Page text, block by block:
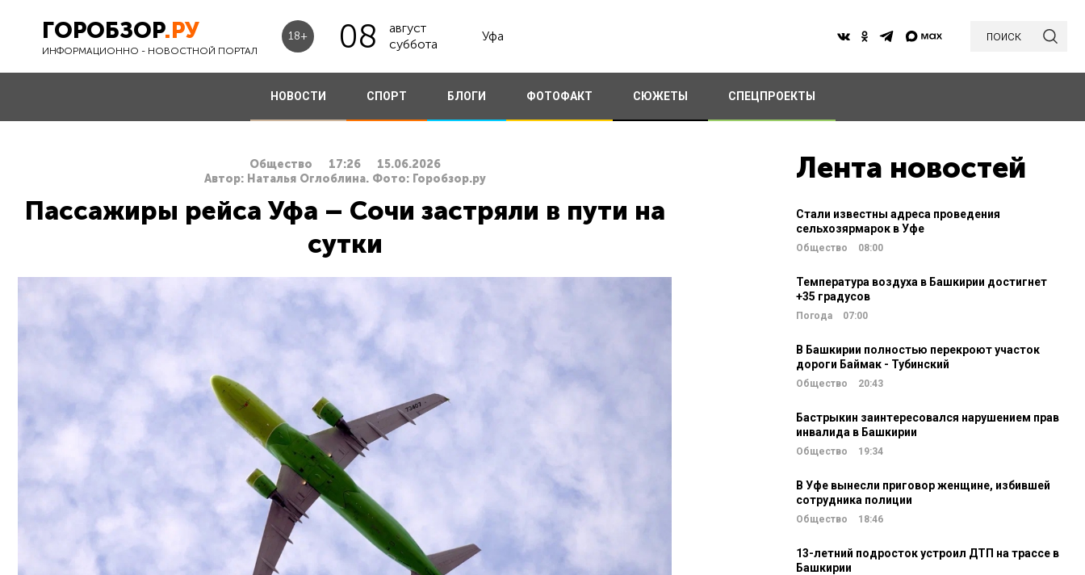
ГОРОБЗОР.РУ
ИНФОРМАЦИОННО - НОВОСТНОЙ ПОРТАЛ
18+ 08
август
суббота
Уфа поиск
НОВОСТИ СПОРТ БЛОГИ ФОТОФАКТ СЮЖЕТЫ СПЕЦПРОЕКТЫ
Общество 17:26
15.06.2026
Автор: Наталья Оглоблина. Фото: Горобзор.ру
Пассажиры рейса Уфа – Сочи застряли в пути на
сутки
Лента новостей
Стали известны адреса проведения
сельхозярмарок в Уфе
Общество 08:00
Температура воздуха в Башкирии достигнет
+35 градусов
Погода 07:00
В Башкирии полностью перекроют участок
дороги Баймак - Тубинский
Общество 20:43
Бастрыкин заинтересовался нарушением прав
инвалида в Башкирии
Общество 19:34
В Уфе вынесли приговор женщине, избившей
сотрудника полиции
Общество 18:46
13-летний подросток устроил ДТП на трассе в
Башкирии